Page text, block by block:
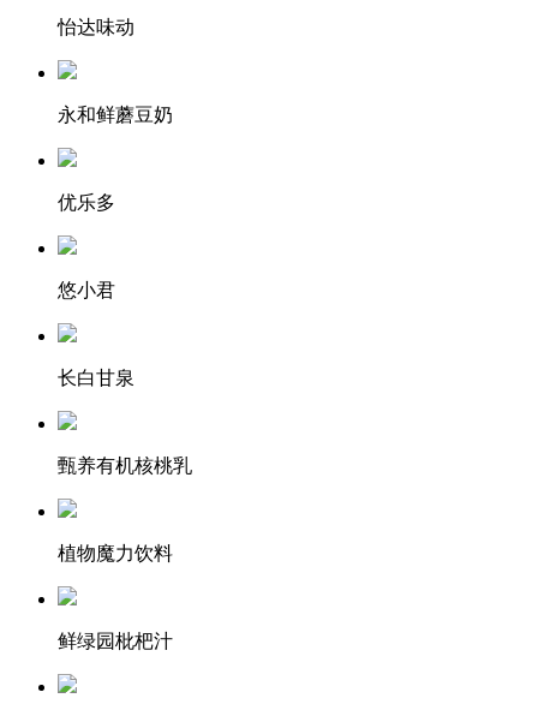
怡达味动
永和鲜蘑豆奶
优乐多
悠小君
长白甘泉
甄养有机核桃乳
植物魔力饮料
鲜绿园枇杷汁